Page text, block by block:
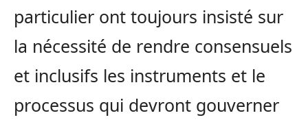
particulier ont toujours insisté sur
la nécessité de rendre consensuels
et inclusifs les instruments et le
processus qui devront gouverner